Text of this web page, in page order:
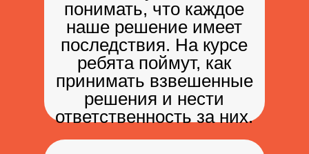
понимать, что каждое
наше решение имеет
последствия. На курсе
ребята поймут, как
принимать взвешенные
решения и нести
ответственность за них.